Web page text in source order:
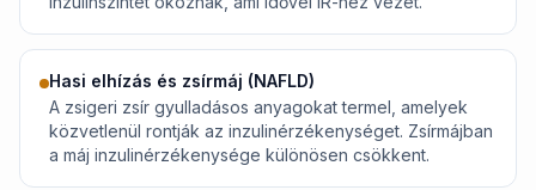
Hasi elhízás és zsírmáj (NAFLD)
A zsigeri zsír gyulladásos anyagokat termel, amelyek
közvetlenül rontják az inzulinérzékenységet. Zsírmájban
a máj inzulinérzékenysége különösen csökkent.